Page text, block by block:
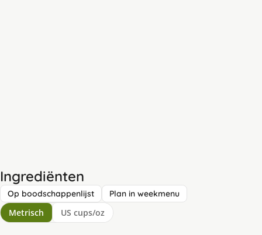
Ingrediënten
Op boodschappenlijst Plan in weekmenu
Metrisch US cups/oz